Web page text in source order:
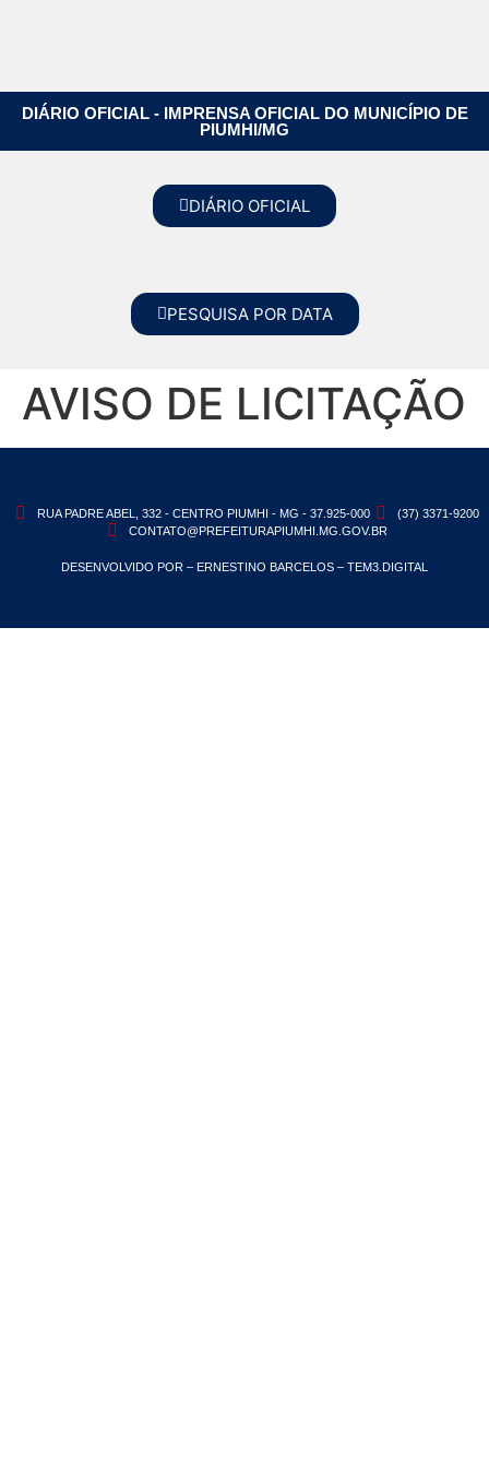
DIÁRIO OFICIAL - IMPRENSA OFICIAL DO MUNICÍPIO DE
PIUMHI/MG
DIÁRIO OFICIAL
PESQUISA POR DATA
AVISO DE LICITAÇÃO
RUA PADRE ABEL, 332 - CENTRO PIUMHI - MG - 37.925-000
(37) 3371-9200
CONTATO@PREFEITURAPIUMHI.MG.GOV.BR
DESENVOLVIDO POR – ERNESTINO BARCELOS – TEM3.DIGITAL